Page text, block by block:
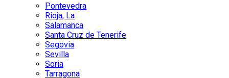
Pontevedra
Rioja, La
Salamanca
Santa Cruz de Tenerife
Segovia
Sevilla
Soria
Tarragona